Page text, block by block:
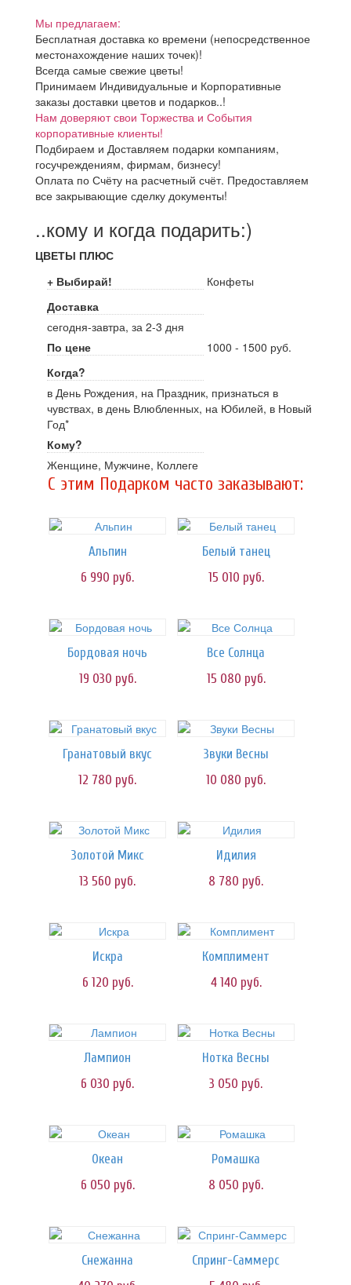
Мы предлагаем:
Бесплатная доставка ко времени (непосредственное
местонахождение наших точек)!
Всегда самые свежие цветы!
Принимаем Индивидуальные и Корпоративные
заказы доставки цветов и подарков..!
Нам доверяют свои Торжества и События
корпоративные клиенты!
Подбираем и Доставляем подарки компаниям,
госучреждениям, фирмам, бизнесу!
Оплата по Счёту на расчетный счёт. Предоставляем
все закрывающие сделку документы!
..кому и когда подарить:)
ЦВЕТЫ ПЛЮС
+ Выбирай!
Конфеты
Доставка
сегодня-завтра, за 2-3 дня
По цене
1000 - 1500 руб.
Когда?
в День Рождения, на Праздник, признаться в
чувствах, в день Влюбленных, на Юбилей, в Новый
Год*
Кому?
Женщине, Мужчине, Коллеге
C этим Подарком часто заказывают:
Альпин
6 990 руб.
Белый танец
15 010 руб.
Бордовая ночь
19 030 руб.
Все Солнца
15 080 руб.
Гранатовый вкус
12 780 руб.
Звуки Весны
10 080 руб.
Золотой Микс
13 560 руб.
Идилия
8 780 руб.
Искра
6 120 руб.
Комплимент
4 140 руб.
Лампион
6 030 руб.
Нотка Весны
3 050 руб.
Океан
6 050 руб.
Ромашка
8 050 руб.
Снежанна
Спринг-Саммерс